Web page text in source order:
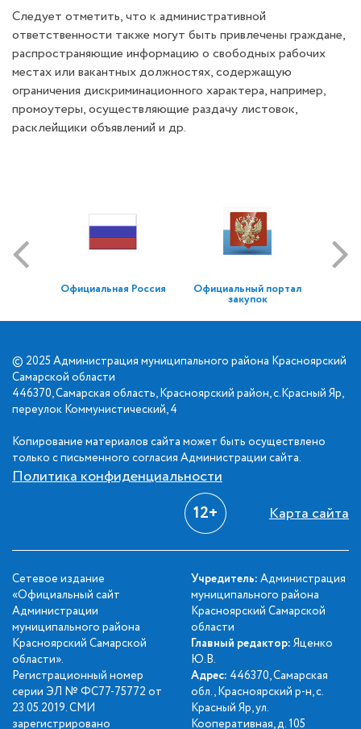
Следует отметить, что к административной
ответственности также могут быть привлечены граждане,
распространяющие информацию о свободных рабочих
местах или вакантных должностях, содержащую
ограничения дискриминационного характера, например,
промоутеры, осуществляющие раздачу листовок,
расклейщики объявлений и др.
Официальная Россия Официальный портал
закупок
© 2025 Администрация муниципального района Красноярский
Самарской области
446370, Самарская область, Красноярский район, с.Красный Яр,
переулок Коммунистический, 4
Копирование материалов сайта может быть осуществлено
только с письменного согласия Администрации сайта.
Политика конфиденциальности
12+ Карта сайта
Сетевое издание
«Официальный сайт
Администрации
муниципального района
Красноярский Самарской
области».
Регистрационный номер
серии ЭЛ № ФС77-75772 от
23.05.2019. СМИ
зарегистрировано
Учредитель: Администрация
муниципального района
Красноярский Самарской
области
Главный редактор: Яценко
Ю.В.
Адрес: 446370, Самарская
обл., Красноярский р-н, с.
Красный Яр, ул.
Кооперативная, д. 105